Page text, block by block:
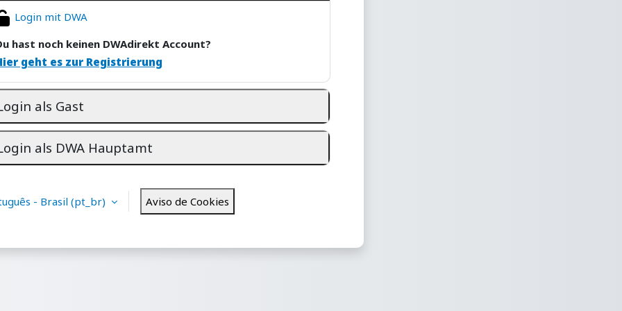
Login mit DWA
hast noch keinen DWAdirekt Account?
geht es zur Registrierung
als Gast
als DWA Hauptamt
- Brasil ‎(pt_br)‎ Aviso de Cookies